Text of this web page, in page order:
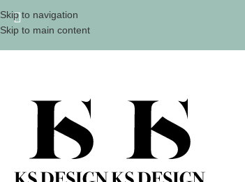
Skip to navigation
Skip to main content